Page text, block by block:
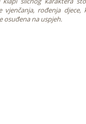
rođenja djece,
osuđena na uspjeh.